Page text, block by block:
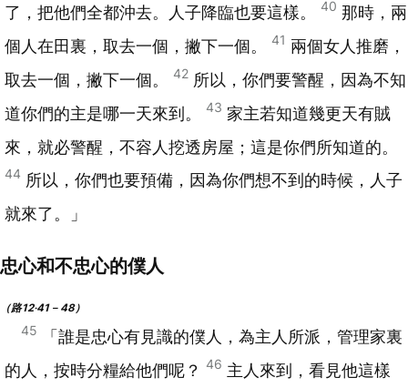
了，把他們全都沖去。人子降臨也要這樣。
40 那時，兩
個人在田裏，取去一個，撇下一個。
41 兩個女人推磨，
取去一個，撇下一個。
42 所以，你們要警醒，因為不知
道你們的主是哪一天來到。
43 家主若知道幾更天有賊
來，就必警醒，不容人挖透房屋；這是你們所知道的。
44 所以，你們也要預備，因為你們想不到的時候，人子
就來了。」
忠心和不忠心的僕人
（路12‧41－48）
45
「誰是忠心有見識的僕人，為主人所派，管理家裏
的人，按時分糧給他們呢？
46 主人來到，看見他這樣